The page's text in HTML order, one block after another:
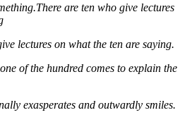
are ten who give lectures
lectures on what the ten are saying.
of the hundred comes to explain the
exasperates and outwardly smiles.